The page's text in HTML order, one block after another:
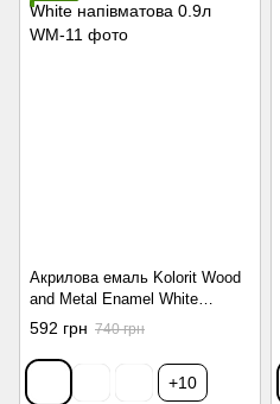
Акрилова емаль Kolorit Wood
and Metal Enamel White
напівматова 0.9л
592 грн 740 грн
+10